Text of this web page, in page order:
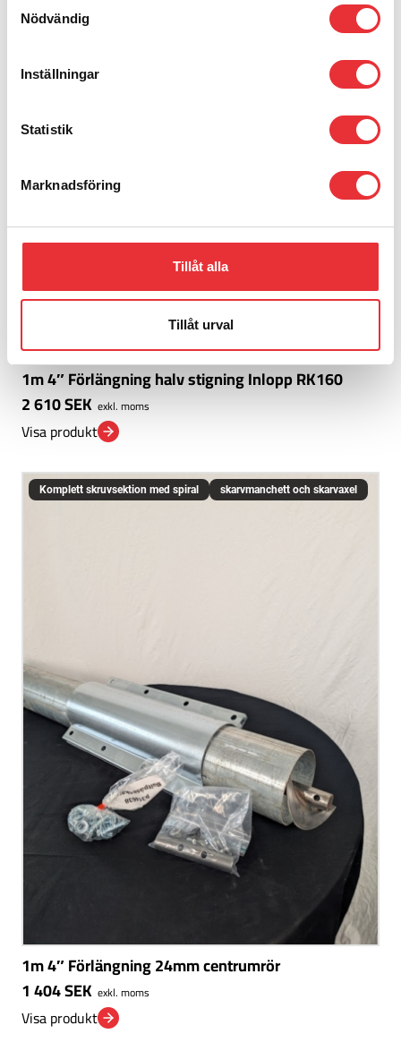
Nödvändig
Inställningar
Statistik
Marknadsföring
Tillåt alla
Tillåt urval
1m 4″ Förlängning halv stigning Inlopp RK160
2 610SEK exkl. moms
Visa produkt
Komplett skruvsektion med spiral skarvmanchett och skarvaxel
1m 4″ Förlängning 24mm centrumrör
1 404SEK exkl. moms
Visa produkt